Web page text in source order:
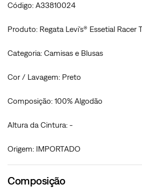
Código: A33810024
Produto: Regata Levi's® Essetial Racer
Categoria: Camisas e Blusas
Cor / Lavagem: Preto
Composição: 100% Algodão
Altura da Cintura: -
Origem: IMPORTADO
Composição